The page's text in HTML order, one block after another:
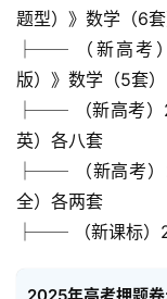
资
源
初
中
资
料
小
资
题型）》数学（6套
├── （新高考
版）》数学（5套）
├── （新高考）
英）各八套
├── （新高考）
全）各两套
├── （新课标）
2025年高考押题